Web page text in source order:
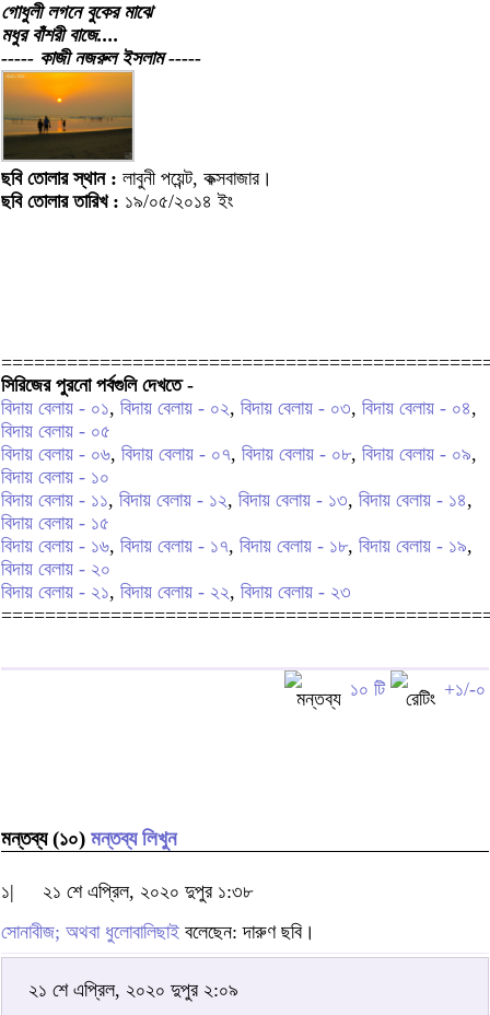
গোধুলী লগনে বুকের মাঝে
মধুর বাঁশরী বাজে....
----- কাজী নজরুল ইসলাম -----
ছবি তোলার স্থান : লাবুনী পয়েন্ট, কক্সবাজার।
ছবি তোলার তারিখ : ১৯/০৫/২০১৪ ইং
সিরিজের পুরনো পর্বগুলি দেখতে -
বিদায় বেলায় - ০১, বিদায় বেলায় - ০২, বিদায় বেলায় - ০৩, বিদায় বেলায় - ০৪,
বিদায় বেলায় - ০৫
বিদায় বেলায় - ০৬, বিদায় বেলায় - ০৭, বিদায় বেলায় - ০৮, বিদায় বেলায় - ০৯,
বিদায় বেলায় - ১০
বিদায় বেলায় - ১১, বিদায় বেলায় - ১২, বিদায় বেলায় - ১৩, বিদায় বেলায় - ১৪,
বিদায় বেলায় - ১৫
বিদায় বেলায় - ১৬, বিদায় বেলায় - ১৭, বিদায় বেলায় - ১৮, বিদায় বেলায় - ১৯,
বিদায় বেলায় - ২০
বিদায় বেলায় - ২১, বিদায় বেলায় - ২২, বিদায় বেলায় - ২৩
১০ টি +১/-০
মন্তব্য (১০) মন্তব্য লিখুন
১|
২১ শে এপ্রিল, ২০২০ দুপুর ১:৩৮
সোনাবীজ; অথবা ধুলোবালিছাই বলেছেন: দারুণ ছবি।
২১ শে এপ্রিল, ২০২০ দুপুর ২:০৯